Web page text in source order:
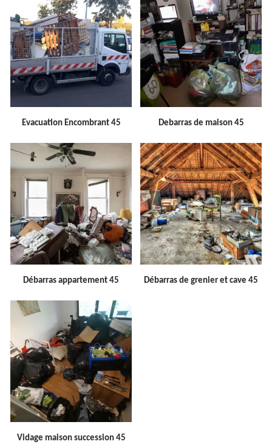
Evacuation Encombrant 45 Debarras de maison 45
Débarras appartement 45 Débarras de grenier et cave 45
Vidage maison succession 45